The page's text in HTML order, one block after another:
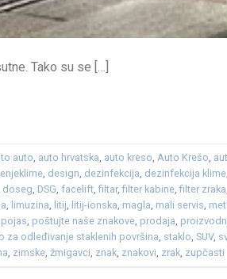
Tako su se […]
auto auto hrvatska auto kreso Auto Krešo
design dezinfekcija dezinfekcija klime
doseg DSG ,facelift ,filtar,filter kabine ,filter zraka
limuzina litij litij-ionska magla mali servis
pojas poštujte naše znakove prodaja
za odleđivanje staklenih površina staklo ,SUV,
zimske ,žmigavci znak znakovi zrak zupčasti